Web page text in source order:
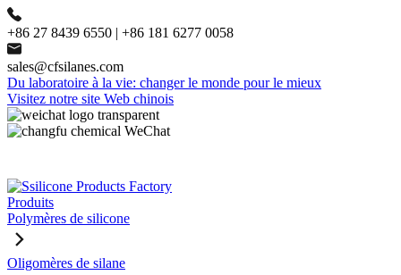
+86 27 8439 6550 | +86 181 6277 0058
sales@cfsilanes.com
Du laboratoire à la vie: changer le monde pour le mieux
Visitez notre site Web chinois
Produits
Polymères de silicone
Oligomères de silane